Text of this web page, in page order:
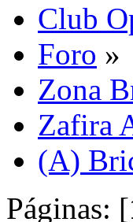
Club
Foro »
Zona
Zafira
(A)
Páginas: [